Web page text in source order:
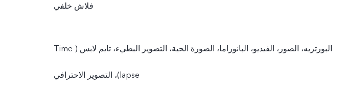
فلاش خلفي
‫البورتريه، الصور، الفيديو، البانوراما، الصورة الحية، التصوير البطيء، تايم لابس (Time-
lapse)، التصوير الاحترافي